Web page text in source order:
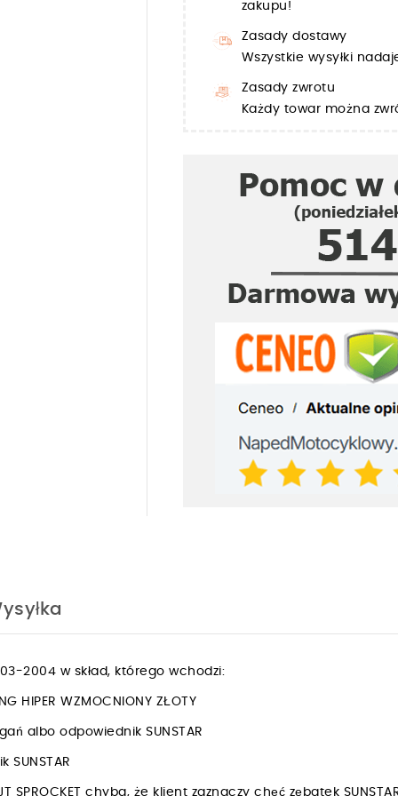
zakupu!
Zasady dostawy
Wszystkie wysyłki
Zasady zwrotu
Każdy towar można
2004 w skład, którego wchodzi:
HIPER WZMOCNIONY ZŁOTY
albo odpowiednik SUNSTAR
SUNSTAR
SPROCKET chyba, że klient zaznaczy chęć zębatek